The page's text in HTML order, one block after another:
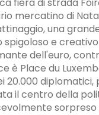
mercatino di
una
e
dell'euro,
è Place du
20.000
il centro della